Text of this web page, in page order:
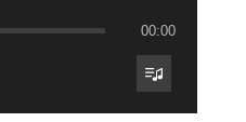
00:00